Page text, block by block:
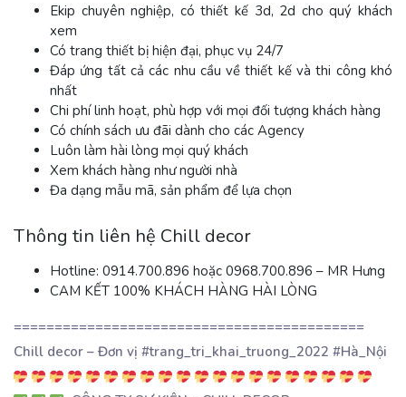
Ekip chuyên nghiệp, có thiết kế 3d, 2d cho quý khách
xem
Có trang thiết bị hiện đại, phục vụ 24/7
Đáp ứng tất cả các nhu cầu về thiết kế và thi công khó
nhất
Chi phí linh hoạt, phù hợp với mọi đối tượng khách hàng
Có chính sách ưu đãi dành cho các Agency
Luôn làm hài lòng mọi quý khách
Xem khách hàng như người nhà
Đa dạng mẫu mã, sản phẩm để lựa chọn
Thông tin liên hệ Chill decor
Hotline: 0914.700.896 hoặc 0968.700.896 – MR Hưng
CAM KẾT 100% KHÁCH HÀNG HÀI LÒNG
===========================================
Chill decor – Đơn vị #trang_tri_khai_truong_2022 #Hà_Nội